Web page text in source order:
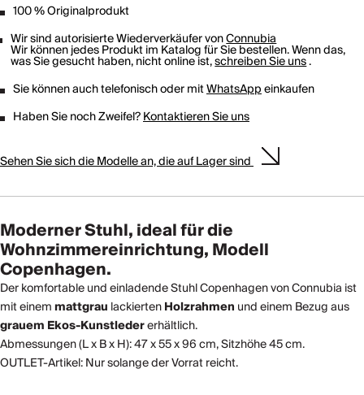
100 % Originalprodukt
Wir sind autorisierte Wiederverkäufer vonConnubia
Wir können jedes Produkt im Katalog für Sie bestellen. Wenn das,
was Sie gesucht haben, nicht online ist,schreiben Sie uns.
Sie können auch telefonisch oder mitWhatsAppeinkaufen
Haben Sie noch Zweifel?Kontaktieren Sie uns
Sehen Sie sich die Modelle an, die auf Lager sind
Moderner Stuhl, ideal für die
Wohnzimmereinrichtung, Modell
Copenhagen.
Der komfortable und einladende Stuhl Copenhagen von Connubia ist
mit einemmattgrau lackiertenHolzrahmen und einem Bezug aus
grauem Ekos-Kunstledererhältlich.
Abmessungen (L x B x H): 47 x 55 x 96 cm, Sitzhöhe 45 cm.
OUTLET-Artikel: Nur solange der Vorrat reicht.